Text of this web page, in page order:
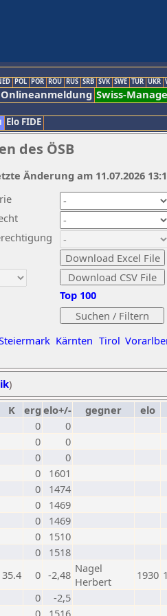
POL POR ROU RUS SRB SVK SWE TUR UKR
Onlineanmeldung Swiss-
Elo FIDE
des ÖSB
Kärnten Tirol
Top 100
Änderung am 11.07.2026
)
K erg elo+/- gegner elo
0
0
0
0
0
0
0
1601
0
1474
0
1469
0
1469
0
1510
0
1518
35.4 0 -2,48 Nagel
Herbert
1930
0
-2,5
0 1516